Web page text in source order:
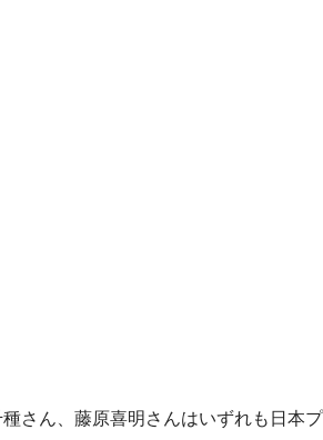
さん、藤原喜明さんはいずれも日本プ